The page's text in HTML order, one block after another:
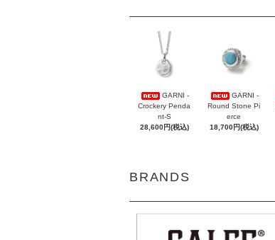
GARNI -
Crockery Penda
nt-S
28,600円(税込)
GARNI -
Round Stone Pi
erce
18,700円(税込)
BRANDS